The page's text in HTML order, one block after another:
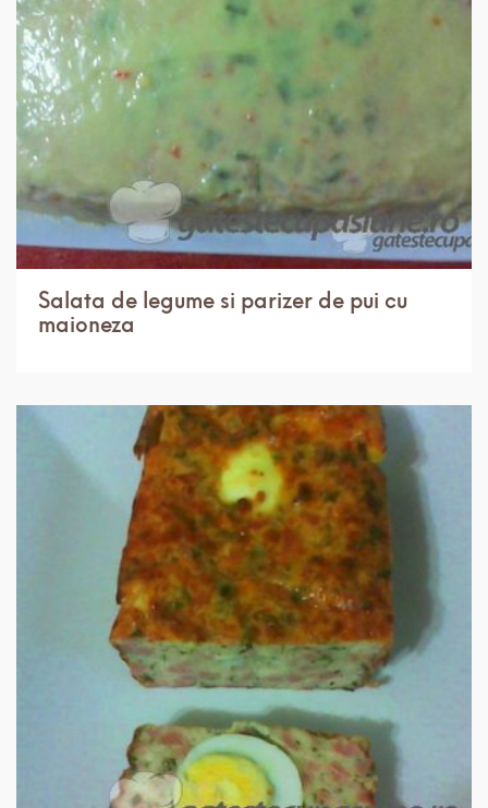
IN 3 ORE. USOR 6 PORTII
Salata de legume si parizer de pui cu
maioneza
IN 3 ORE. USOR 8 PORTII